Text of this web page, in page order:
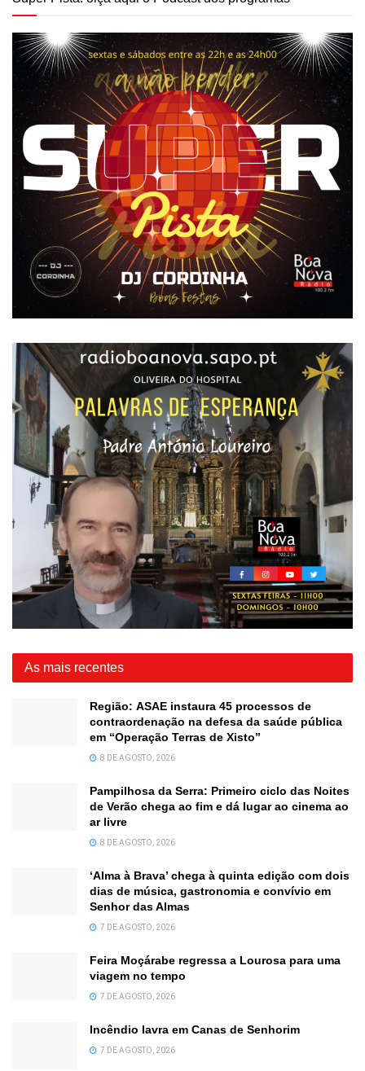
As mais recentes
Região: ASAE instaura 45 processos de
contraordenação na defesa da saúde pública
em “Operação Terras de Xisto”
8 DE AGOSTO, 2026
Pampilhosa da Serra: Primeiro ciclo das Noites
de Verão chega ao fim e dá lugar ao cinema ao
ar livre
8 DE AGOSTO, 2026
‘Alma à Brava’ chega à quinta edição com dois
dias de música, gastronomia e convívio em
Senhor das Almas
7 DE AGOSTO, 2026
Feira Moçárabe regressa a Lourosa para uma
viagem no tempo
7 DE AGOSTO, 2026
Incêndio lavra em Canas de Senhorim
7 DE AGOSTO, 2026